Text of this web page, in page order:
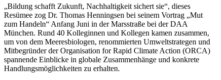
„Bildung schafft Zukunft, Nachhaltigkeit sichert sie“, dieses
Resümee zog Dr. Thomas Henningsen bei seinem Vortrag „Mut
zum Handeln“ Anfang Juni in der Marsstraße bei der DAA
München. Rund 40 Kolleginnen und Kollegen kamen zusammen,
um von dem Meeresbiologen, renommierten Umweltstrategen und
Mitbegründer der Organisation for Rapid Climate Action (ORCA)
spannende Einblicke in globale Zusammenhänge und konkrete
Handlungsmöglichkeiten zu erhalten.